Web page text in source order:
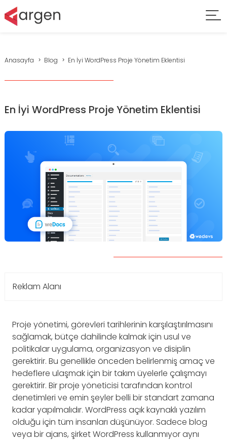
Anasayfa Blog En İyi WordPress Proje Yönetim Eklentisi
En İyi WordPress Proje Yönetim Eklentisi
Reklam Alanı
Proje yönetimi, görevleri tarihlerinin karşılaştırılmasını
sağlamak, bütçe dahilinde kalmak için usul ve
politikalar uygulama, organizasyon ve disiplin
gerektirir. Bu genellikle önceden belirlenmiş amaç ve
hedeflere ulaşmak için bir takım üyelerle çalışmayı
gerektirir. Bir proje yöneticisi tarafından kontrol
denetimleri ve emin şeyler belli bir standart zamana
kadar yapılmalıdır. WordPress açık kaynaklı yazılım
olduğu için tüm insanları düşünüyor. Sadece blog
veya bir ajans, şirket WordPress kullanmıyor aynı